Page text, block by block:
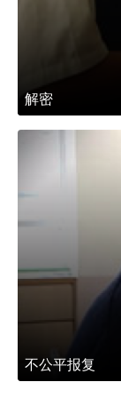
解密
不公平报复